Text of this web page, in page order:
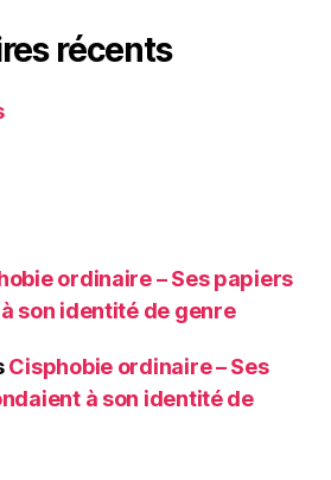
récents
ordinaire – Ses papiers
son identité de genre
Cisphobie ordinaire – Ses
à son identité de